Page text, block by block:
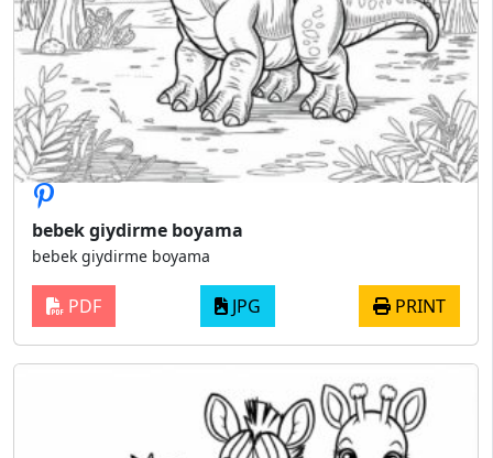
bebek giydirme boyama
bebek giydirme boyama
PDF JPG PRINT